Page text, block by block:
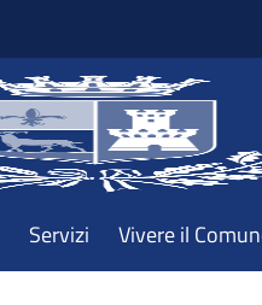
Servizi Vivere il